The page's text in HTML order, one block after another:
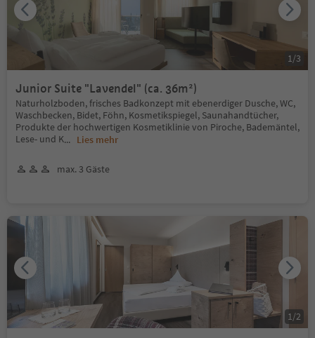
Junior Suite "Lavendel" (ca. 36m²)
Naturholzboden, frisches Badkonzept mit ebenerdiger Dusche, WC,
Waschbecken, Bidet, Föhn, Kosmetikspiegel, Saunahandtücher,
Produkte der hochwertigen Kosmetiklinie von Piroche, Bademäntel,
Lese- und K... Lies mehr
max. 3 Gäste
1 /3
1 /2